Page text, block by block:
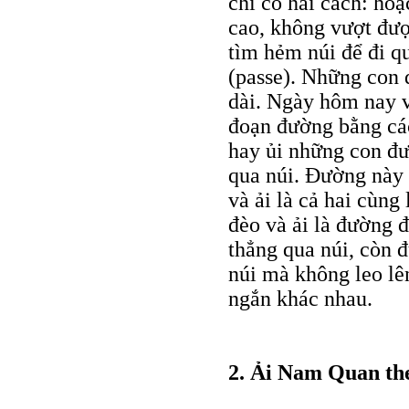
cao, không vượt
tìm hẻm núi để đi
(passe). Những
dài. Ngày hôm nay
đoạn đường bằng
hay ủi những con
qua núi. Ðường
và ải là cả hai cùng
đèo và ải là đường
thẳng qua núi, còn
núi mà không leo
ngắn khác nhau.
2. Ải Nam Quan